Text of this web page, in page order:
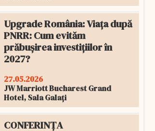
Upgrade România: Viața după
PNRR: Cum evităm
prăbușirea investițiilor în
2027?
27.05.2026
JW Marriott Bucharest Grand
Hotel, Sala Galați
CONFERINȚA